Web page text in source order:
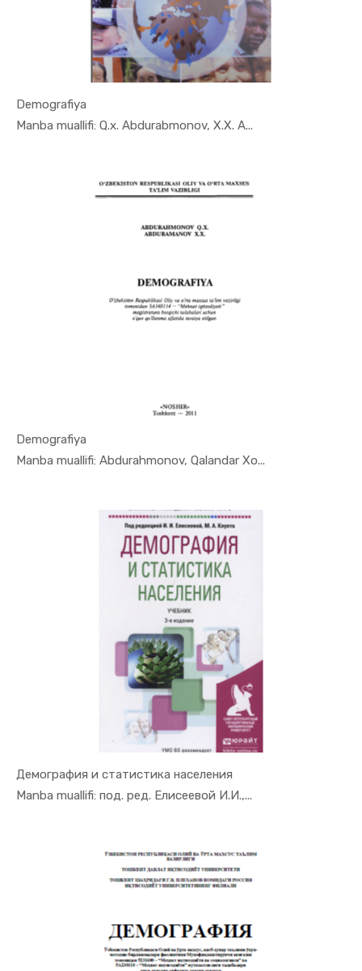
Demografiya
Manba muallifi: Q.x. Abdurabmonov, X.X. A...
In Demogra...
Demografiya
Manba muallifi: Abdurahmonov, Qalandar Xo...
In Demogra...
Демография и статистика населения
Manba muallifi: под. ред. Елисеевой И.И.,...
In Demogra...